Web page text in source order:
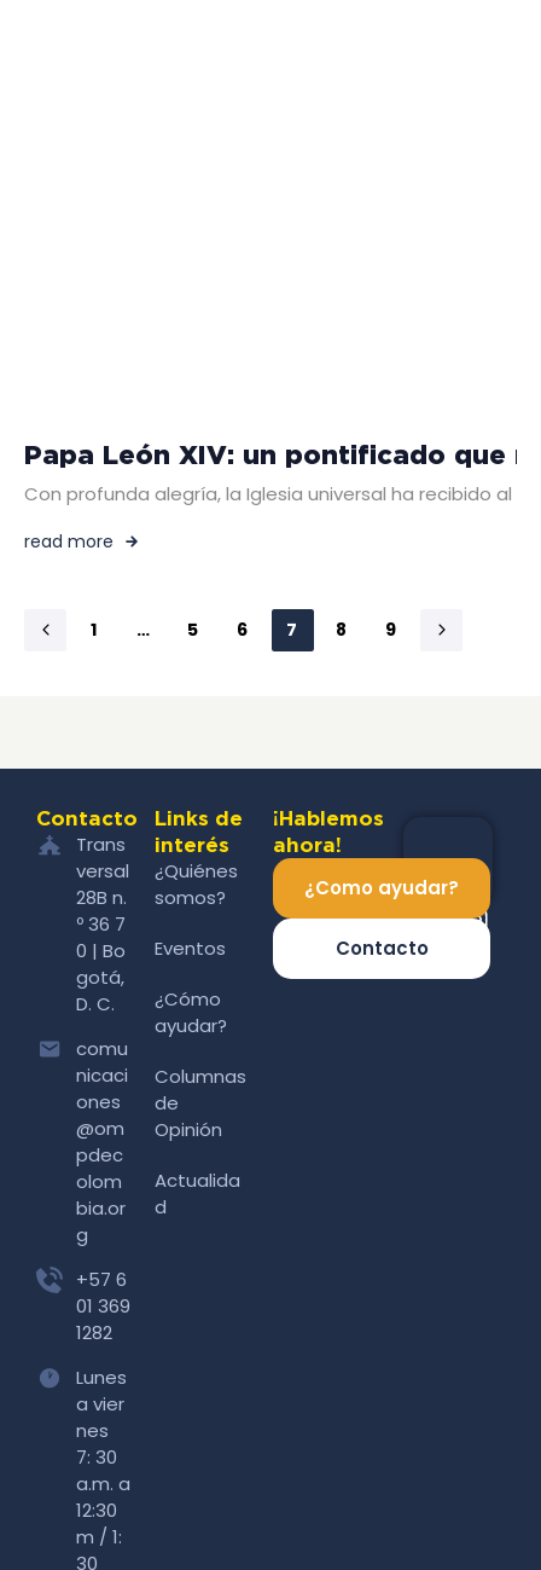
Papa León XIV: un pontificado que
Con profunda alegría, la Iglesia universal ha recibido al
read more
1 … 5 6 7 8 9
Contacto
Trans
versal
28B n.
º 36 7
0 | Bo
gotá,
D. C.
comu
nicaci
ones
@om
pdec
olom
bia.or
g
+57 6
01 369
1282
Lunes
a vier
nes
7: 30
a.m. a
12:30
m / 1:
30
Links de
interés
¿Quiénes
somos?
Eventos
¿Cómo
ayudar?
Columnas
de
Opinión
Actualida
d
¡Hablemos
ahora!
¿Como ayudar?
Contacto